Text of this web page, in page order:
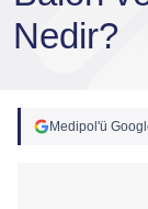
Nedir?
Medipol'ü